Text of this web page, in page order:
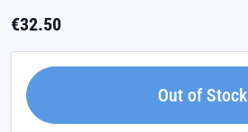
€32.50
Out of Stock